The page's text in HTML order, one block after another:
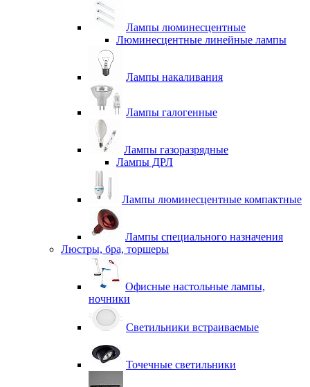
Лампы люминесцентные
Люминесцентные линейные лампы
Лампы накаливания
Лампы галогенные
Лампы газоразрядные
Лампы ДРЛ
Лампы люминесцентные компактные
Лампы специального назначения
Люстры, бра, торшеры
Офисные настольные лампы,
ночники
Светильники встраиваемые
Точечные светильники